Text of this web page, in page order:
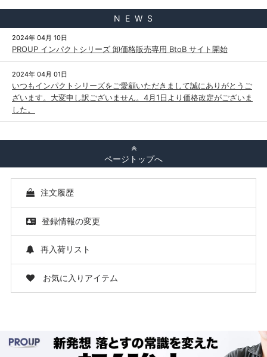
N E W S
2024年 04月 10日
PROUP インパクトシリーズ 卸価格販売専用 BtoB サイト開始
2024年 04月 01日
いつもインパクトシリーズをご愛顧いただきまして誠にありがとうご
ざいます。大変申し訳ございません。4月1日より価格改定がございま
した。
ページトップへ
注文履歴
登録情報の変更
再入荷リスト
お気に入りアイテム